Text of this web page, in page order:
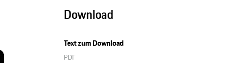
Download
Text zum Download
PDF